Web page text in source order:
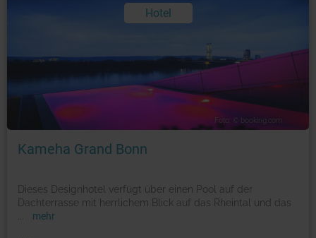
Hotel
Foto: © booking.com
Kameha Grand Bonn
Dieses Designhotel verfügt über einen Pool auf der
Dachterrasse mit herrlichem Blick auf das Rheintal und das
mehr